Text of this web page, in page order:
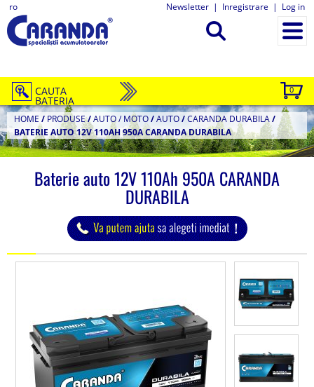
ro Newsletter | Inregistrare | Log in
0
CAUTA
BATERIA
HOME / PRODUSE/AUTO / MOTO/AUTO/CARANDA DURABILA/
BATERIE AUTO 12V 110AH 950A CARANDA DURABILA
Baterie auto 12V 110Ah 950A CARANDA
DURABILA